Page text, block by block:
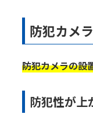
防犯カメ
防犯カメラの設
防犯性が上